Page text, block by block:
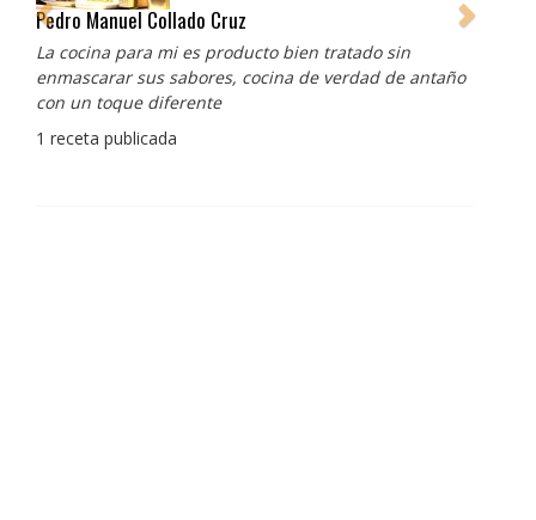
Pedro Manuel Collado Cruz
La cocina para mi es producto bien tratado sin
enmascarar sus sabores, cocina de verdad de antaño
con un toque diferente
1 receta publicada